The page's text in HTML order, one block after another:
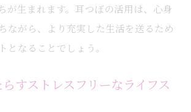
が生まれます。耳つぼの活用は、心身
ながら、より充実した生活を送るため
となることでしょう。
すストレスフリーなライフス